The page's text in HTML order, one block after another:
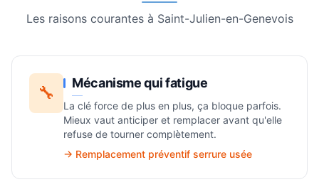
Les raisons courantes à Saint-Julien-en-Genevois
🔧 Mécanisme qui fatigue
La clé force de plus en plus, ça bloque parfois.
Mieux vaut anticiper et remplacer avant qu'elle
refuse de tourner complètement.
→ Remplacement préventif serrure usée